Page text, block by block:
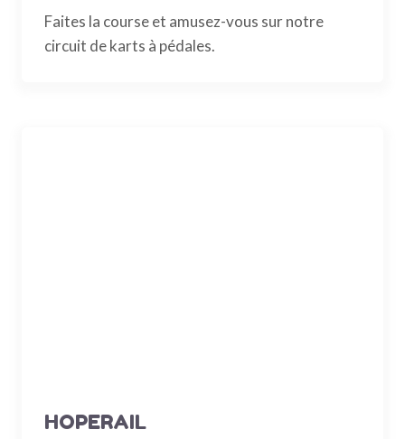
Faites la course et amusez-vous sur notre
circuit de karts à pédales.
HOPERAIL